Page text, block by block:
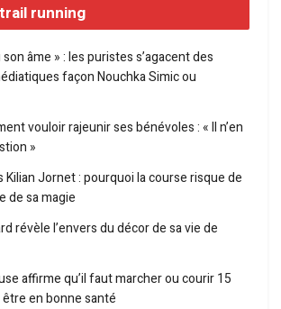
running
son âme » : les puristes s’agacent des
façon Nouchka Simic ou
vouloir rajeunir ses bénévoles : « Il n’en
»
Kilian Jornet : pourquoi la course risque de
de sa magie
révèle l’envers du décor de sa vie de
affirme qu’il faut marcher ou courir 15
en bonne santé